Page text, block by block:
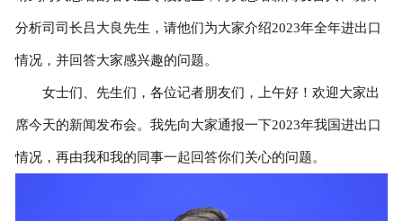
分析司司长吕大良先生，请他们为大家介绍2023年全年进出口
情况，并回答大家感兴趣的问题。
女士们、先生们，各位记者朋友们，上午好！欢迎大家出
席今天的新闻发布会。我先向大家通报一下2023年我国进出口
情况，再由我和我的同事一起回答你们关心的问题。